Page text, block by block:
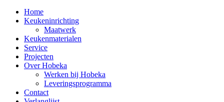
Home
Keukeninrichting
Maatwerk
Keukenmaterialen
Service
Projecten
Over Hobeka
Werken bij Hobeka
Leveringsprogramma
Contact